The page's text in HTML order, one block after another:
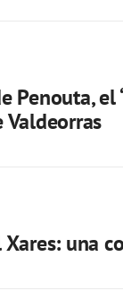
Penouta, el
una